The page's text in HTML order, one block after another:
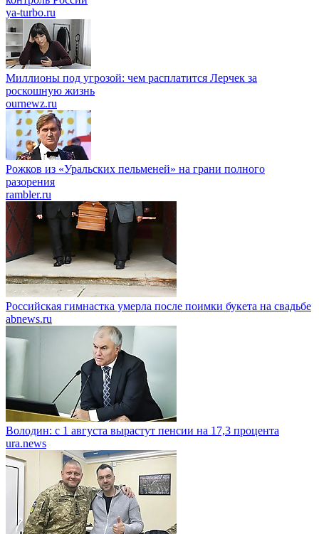
ya-turbo.ru
Миллионы под угрозой: чем расплатится Лерчек за
роскошную жизнь
ournewz.ru
Рожков из «Уральских пельменей» на грани полного
разорения
rambler.ru
Российская гимнастка умерла после поимки букета на свадьбе
abnews.ru
Володин: с 1 августа вырастут пенсии на 17,3 процента
ura.news